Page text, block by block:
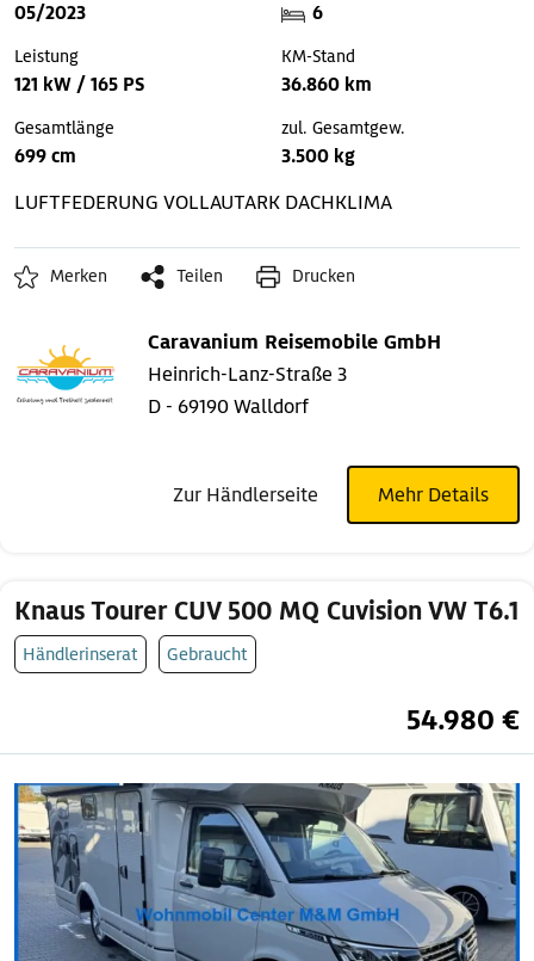
05/2023 6
Leistung
121 kW / 165 PS
KM-Stand
36.860 km
Gesamtlänge
699 cm
zul. Gesamtgew.
3.500 kg
LUFTFEDERUNG VOLLAUTARK DACHKLIMA
Merken Teilen Drucken
Caravanium Reisemobile GmbH
Heinrich-Lanz-Straße 3
D - 69190 Walldorf
Zur Händlerseite Mehr Details
Knaus Tourer CUV 500 MQ Cuvision VW T6.1
Händlerinserat Gebraucht
54.980 €